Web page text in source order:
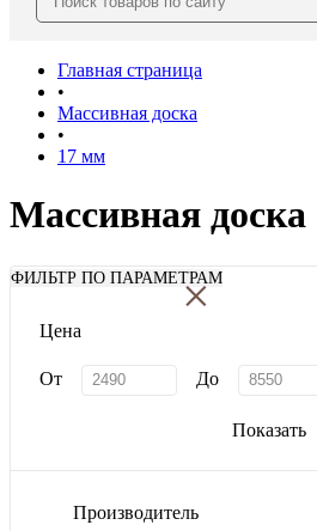
Главная страница
•
Массивная доска
•
17 мм
Массивная
ФИЛЬТР ПО ПАРАМЕТРАМ
×
Цена
От До
Показать
Производитель